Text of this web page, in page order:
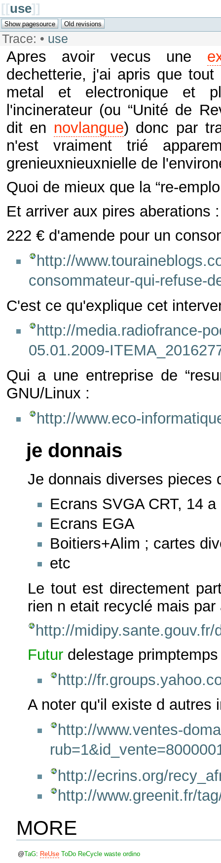
[[use]]
Trace: • use
Apres avoir vecus une
dechetterie, j'ai apris que
metal et electronique et
l'incinerateur (ou “Unité de
dit en novlangue) donc par
n'est vraiment trié
grenieuxnieuxnielle de
Quoi de mieux que la “re-
Et arriver aux pires aberations :
222 € d'amende pour un
http://
consommateur-qui-refuse-
C'est ce qu'explique cet
http://media.radiofrance-
05.01.2009-
Qui a une entreprise de
GNU/Linux :
http://www.eco-
je donnais
Je donnais diverses pieces
Ecrans SVGA CRT, 14
Ecrans EGA
Boitiers+Alim ; cartes
etc
Le tout est directement
rien n etait recyclé mais
http://
Futurdelestage primptemps
http://
A noter qu'il existe d autres
http://www.ventes-
http://ecrins.org/
http://www.greenit.fr/
MORE
@TaG: ReUse ToDo ReCycle waste ordino